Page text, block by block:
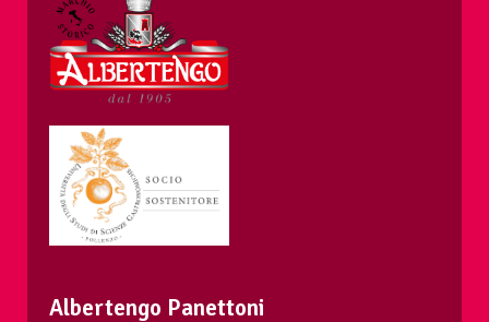
Albertengo Panettoni